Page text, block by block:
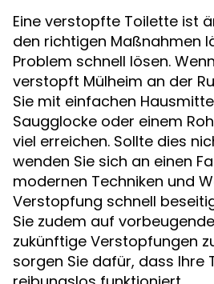
Eine verstopfte Toilette ist
den richtigen Maßnahmen
Problem schnell lösen.
verstopft Mülheim an der
Sie mit einfachen
Saugglocke oder einem
viel erreichen. Sollte dies
wenden Sie sich an einen
modernen Techniken und
Verstopfung schnell
Sie zudem auf
zukünftige Verstopfungen
sorgen Sie dafür, dass Ihre